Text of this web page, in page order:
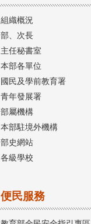
組織概況
部、次長
主任秘書室
本部各單位
國民及學前教育署
青年發展署
部屬機構
本部駐境外機構
部史網站
各級學校
便民服務